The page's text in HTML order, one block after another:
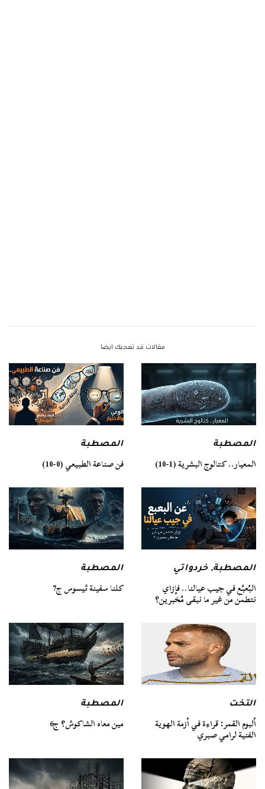
مقالات قد تعجبك ايضا
المصطبة
المعيار.. كتالوج البشرية (1-10)
المصطبة
فن صناعة الطبيعي (0-10)
المصطبة,خردواتي
البُعبُع في جيب عيالنا.. فإزاي
نتطمن من غير ما نبقى مُخبرين؟
المصطبة
كلنا سفينة ثيسوس ج7
التخت
ألبوم القمر: قراءة في أزمة الهوية
الفنية لرامي صبري
المصطبة
مين معاه الشاكوش؟ ج6